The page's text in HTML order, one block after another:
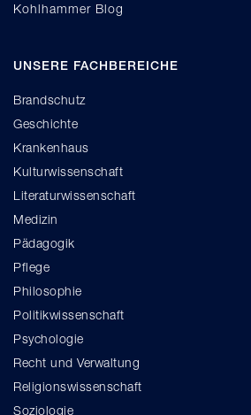
Kohlhammer Blog
UNSERE FACHBEREICHE
Brandschutz
Geschichte
Krankenhaus
Kulturwissenschaft
Literaturwissenschaft
Medizin
Pädagogik
Pflege
Philosophie
Politikwissenschaft
Psychologie
Recht und Verwaltung
Religionswissenschaft
Soziologie